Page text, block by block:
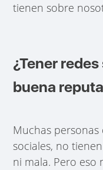
tienen sobre
¿Tener
buena
Muchas
sociales, no
ni mala. Pero eso